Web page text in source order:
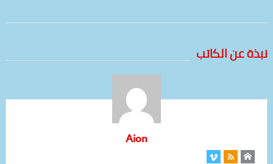
نبذة عن الكاتب
Aion